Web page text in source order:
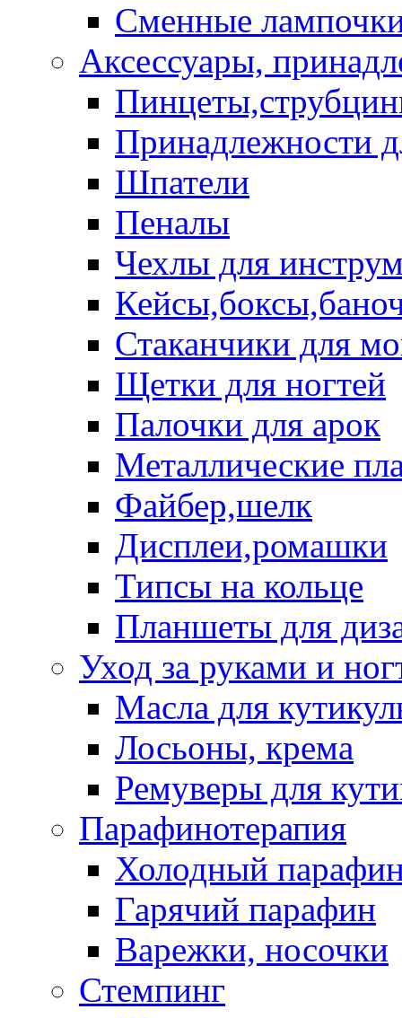
Сменные
Аксессуары,
Принадлежности
Шпатели
Пеналы
Чехлы для
Стаканчики для
Щетки для ногтей
Палочки для арок
Металлические
Файбер,шелк
Дисплеи,ромашки
Типсы на кольце
Планшеты для
Уход за руками и
Масла для
Лосьоны, крема
Ремуверы для
Парафинотерапия
Холодный
Гарячий парафин
Варежки, носочки
Стемпинг